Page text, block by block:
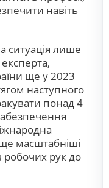
навіть
ситуація лише
ще у 2023
наступного
понад 4
ще масштабніші
рук до